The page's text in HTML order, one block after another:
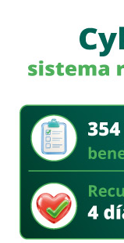
Históricamente
consolidó como
importantes de